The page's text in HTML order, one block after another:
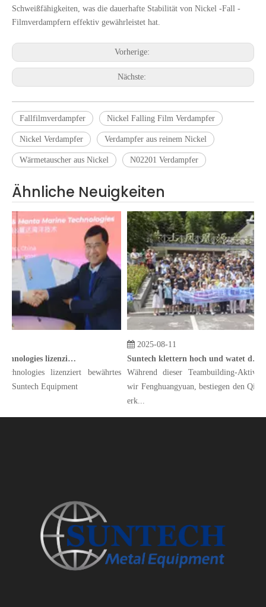
Schweißfähigkeiten, was die dauerhafte Stabilität von Nickel -Fall -
Filmverdampfern effektiv gewährleistet hat.
Vorherige:
Nächste:
Fallfilmverdampfer Nickel Falling Film Verdampfer
Nickel Verdampfer Verdampfer aus reinem Nickel
Wärmetauscher aus Nickel N02201 Verdampfer
Ähnliche Neuigkeiten
Manta Marine Technologies lizenziert bewährtes Scrubber-Design an Suntech Equipment
lizenziert bewährtes
Suntech Equipment
2025-08-11
Suntech klettern hoch und watet durch Wasser und erforscht New Horizons. Da Tugend durch die Wolken steigt, entfalten wir große Pläne
Während dieser Teambuilding-Aktivität
wir Fenghuangyuan, bestiegen den
erk...